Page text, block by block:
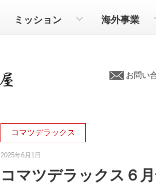
ミッション 海外事業
お問い
コマツデラックス
2025年6月1日
コマツデラックス６